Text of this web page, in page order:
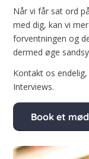
Når vi får sat ord
med dig, kan vi
forventningen og
dermed øge
Kontakt os
Interviews.
Book et